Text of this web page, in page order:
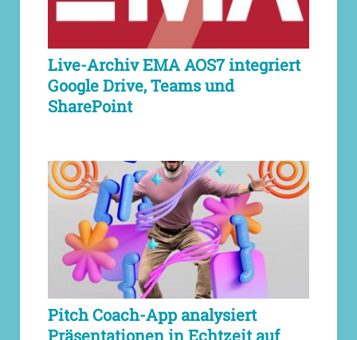
Live-Archiv EMA AOS7 integriert
Google Drive, Teams und
SharePoint
Pitch Coach-App analysiert
Präsentationen in Echtzeit auf